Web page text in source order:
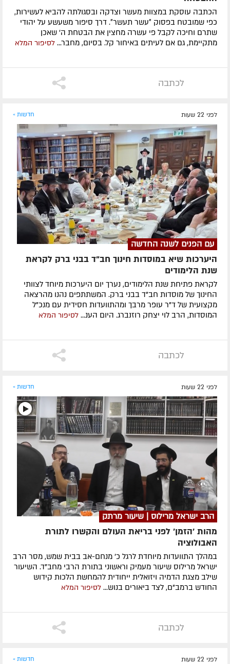
הכתבה עוסקת במצוות מעשר וצדקה ובסגולתה להביא לעשירות,
כפי שמובטח בפסוק ״עשר תעשר״. דרך סיפור משעשע על יהודי
שתרם וחיכה לקבל פי עשרה מחצין את הבטחת ה' שאכן
מתקיימת, גם אם לעיתים באיחור קל. בסיום, מחבר... לסיפור המלא
לכתבה
לפני 22 שעות חדשות »
עם הפנים לשנה החדשה
היערכות שיא במוסדות חינוך חב"ד בבני ברק לקראת
שנת הלימודים
לקראת פתיחת שנת הלימודים, נערך יום היערכות מיוחד לצוותי
החינוך של מוסדות חב"ד בבני ברק. המשתתפים נהנו מהרצאה
מקצועית של ד"ר עופר מרבך ומהתוועדות חסידית עם מנכ"ל
המוסדות, הרב לוי יצחק רוזנברג. היום הענ... לסיפור המלא
לכתבה
לפני 22 שעות חדשות »
הרב ישראל מרילוס | שיעור מרתק
מהות 'הזמן' לפני בריאת העולם והקשרו לתורת
האבולוציה
במהלך התוועדות מיוחדת לרגל כ' מנחם-אב בבית שמש, מסר הרב
ישראל מרילוס שיעור מעמיק וראשוני בתורת הרבי מחב"ד. השיעור
שילב מצגת הדמיה ויזואלית ייחודית להמחשת הלכות קידוש
החודש ברמב"ם, לצד ביאורים בנוש... לסיפור המלא
לכתבה
לפני 22 שעות חדשות »